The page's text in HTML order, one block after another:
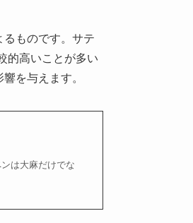
ものです。サテ
的高いことが多い
を与えます。
は大麻だけでな